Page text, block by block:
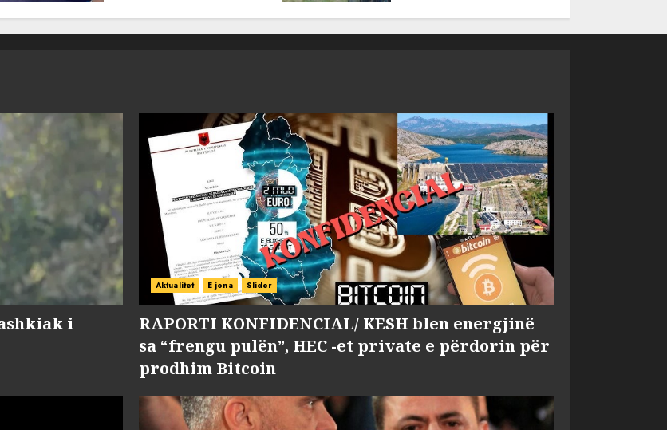
i
Aktualitet E jona Slider
RAPORTI KONFIDENCIAL/ KESH blen energjinë
sa “frengu pulën”, HEC -et private e përdorin për
prodhim Bitcoin